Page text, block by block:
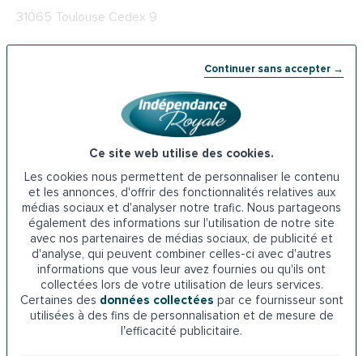
Continuer sans accepter →
Ce site web utilise des cookies.
Les cookies nous permettent de personnaliser le contenu
et les annonces, d'offrir des fonctionnalités relatives aux
médias sociaux et d'analyser notre trafic. Nous partageons
également des informations sur l'utilisation de notre site
avec nos partenaires de médias sociaux, de publicité et
d'analyse, qui peuvent combiner celles-ci avec d'autres
informations que vous leur avez fournies ou qu'ils ont
collectées lors de votre utilisation de leurs services.
Certaines des données collectées par ce fournisseur sont
utilisées à des fins de personnalisation et de mesure de
l’efficacité publicitaire.
31065 Toulouse Cedex 9
l’ADIL à Toulouse
L’ADIL ou agence départementale pour l’information sur le
logement en Haute-Garonne est une association vers
et en Haute-Garonne peuvent se tourner pour trouver une
aide à l’installation d’un monte-escalier. Cet organisme a
notamment un rôle de conseil juridique et financier. Il
informe entre autres les personnes âgées sur les prêts ou
aides existantes sur la réalisation de travaux dans leur
logement. Parmi les prêts proposés par l’ADIL, on peut
citer le prêt habitat durable, le prêt social à l’amélioration
de l’habitat et le prêt travaux pour l’amélioration de